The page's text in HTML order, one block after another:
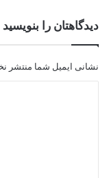
دیدگاهتان را بنویسید
نشانی ایمیل شما منتشر